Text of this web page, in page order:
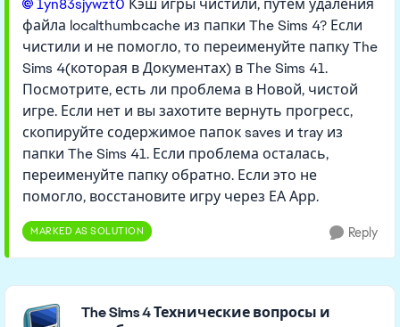
1yn83sjywzt0​ Кэш игры чистили, путем удаления
файла localthumbcache из папки The Sims 4? Если
чистили и не помогло, то переименуйте папку The
Sims 4(которая в Документах) в The Sims 41.
Посмотрите, есть ли проблема в Новой, чистой
игре. Если нет и вы захотите вернуть прогресс,
скопируйте содержимое папок saves и tray из
папки The Sims 41. Если проблема осталась,
переименуйте папку обратно. Если это не
помогло, восстановите игру через ЕА Арр.
MARKED AS SOLUTION Reply
Featured Places
The Sims 4 Технические вопросы и